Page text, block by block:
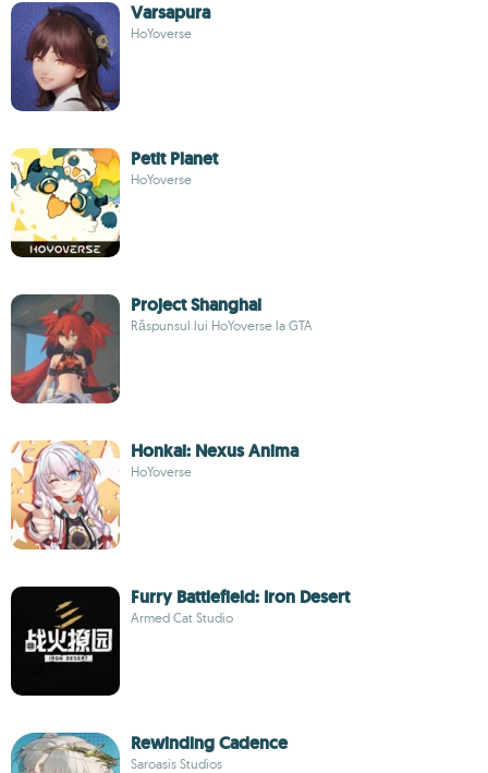
Varsapura
HoYoverse
Petit Planet
HoYoverse
Project Shanghai
Răspunsul lui HoYoverse la GTA
Honkai: Nexus Anima
HoYoverse
Furry Battlefield: Iron Desert
Armed Cat Studio
Rewinding Cadence
Saroasis Studios